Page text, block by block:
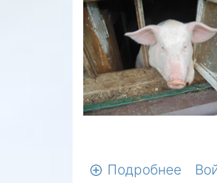
Подробнее